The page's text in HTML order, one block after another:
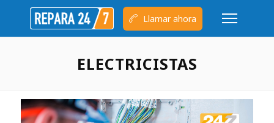
Llamar ahora
ELECTRICISTAS